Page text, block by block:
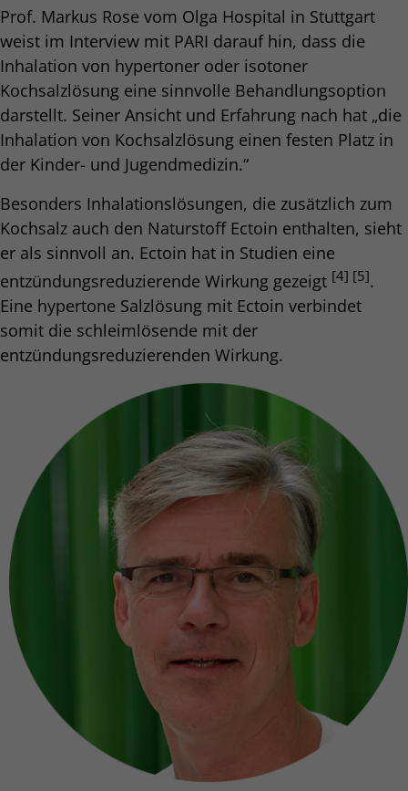
Prof. Markus Rose vom Olga Hospital in Stuttgart
weist im Interview mit PARI darauf hin, dass die
Inhalation von hypertoner oder isotoner
Kochsalzlösung eine sinnvolle Behandlungsoption
darstellt. Seiner Ansicht und Erfahrung nach hat „die
Inhalation von Kochsalzlösung einen festen Platz in
der Kinder- und Jugendmedizin.“
Besonders Inhalationslösungen, die zusätzlich zum
Kochsalz auch den Naturstoff Ectoin enthalten, sieht
er als sinnvoll an. Ectoin hat in Studien eine
entzündungsreduzierende Wirkung gezeigt [4] [5].
Eine hypertone Salzlösung mit Ectoin verbindet
somit die schleimlösende mit der
entzündungsreduzierenden Wirkung.